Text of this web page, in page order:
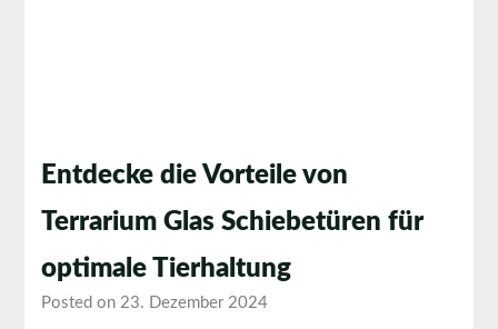
Entdecke die Vorteile von
Terrarium Glas Schiebetüren für
optimale Tierhaltung
Posted on 23. Dezember 2024